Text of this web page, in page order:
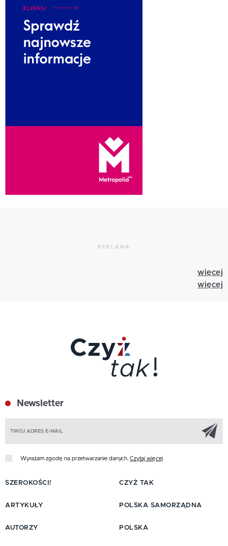
REKLAMA
więcej
więcej
Newsletter
Wyrażam zgodę na przetwarzanie danych. Czytaj więcej
SZEROKOŚCI!
ARTYKUŁY
AUTORZY
CZYŻ TAK
POLSKA SAMORZĄDNA
POLSKA